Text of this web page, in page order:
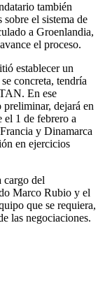
también
sobre el sistema de
a Groenlandia,
el proceso.
establecer un
concreta, tendría
En ese
preliminar, dejará en
el 1 de febrero a
y Dinamarca
en ejercicios
cargo del
Marco Rubio y el
que se requiera,
las negociaciones.